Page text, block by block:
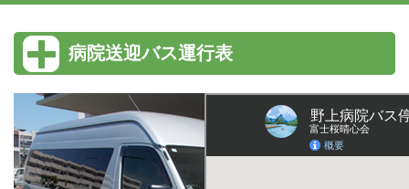
病院送迎バス運行表